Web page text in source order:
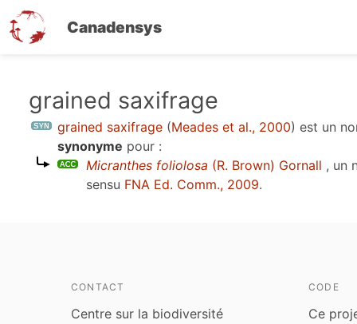
Canadensys
contenu
grained saxifrage
grained saxifrage (Meades et al., 2000) est un
synonyme pour :
Micranthes foliolosa (R. Brown) Gornall , un
sensu FNA Ed. Comm., 2009.
CONTACT
Centre sur la biodiversité
CODE
Ce